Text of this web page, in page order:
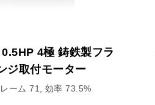
4極 鋳鉄製フラ
ジ取付モーター
ーム 71, 効率 73.5%